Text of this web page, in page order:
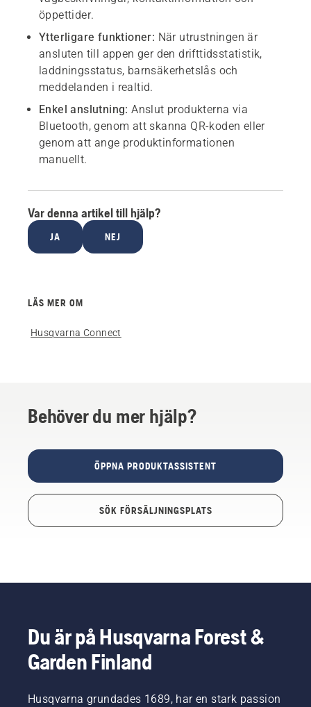
öppettider.
Ytterligare funktioner: När utrustningen är
ansluten till appen ger den drifttidsstatistik,
laddningsstatus, barnsäkerhetslås och
meddelanden i realtid.
Enkel anslutning:Anslut produkterna via
Bluetooth, genom att skanna QR-koden eller
genom att ange produktinformationen
manuellt.
Var denna artikel till hjälp?
JA NEJ
LÄS MER OM
Husqvarna Connect
Behöver du mer hjälp?
ÖPPNA PRODUKTASSISTENT
SÖK FÖRSÄLJNINGSPLATS
Du är på Husqvarna Forest &
Garden Finland
Husqvarna grundades 1689, har en stark passion